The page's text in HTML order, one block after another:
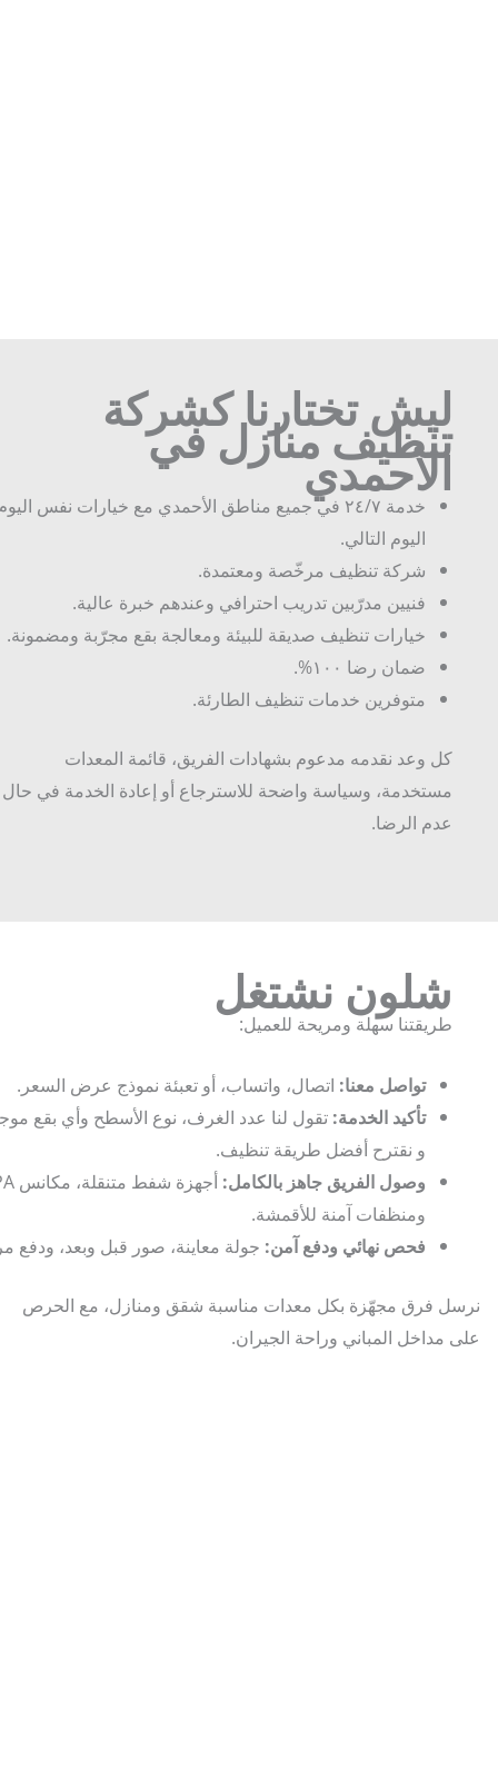
ليش تختارنا كشركة
تنظيف منازل في
الأحمدي
خدمة ٢٤/٧ في جميع مناطق الأحمدي مع خيارات نفس اليوم أو
اليوم التالي.
شركة تنظيف مرخّصة ومعتمدة.
فنيين مدرّبين تدريب احترافي وعندهم خبرة عالية.
خيارات تنظيف صديقة للبيئة ومعالجة بقع مجرّبة ومضمونة.
ضمان رضا ١٠٠%.
متوفرين خدمات تنظيف الطارئة.
كل وعد نقدمه مدعوم بشهادات الفريق، قائمة المعدات
مستخدمة، وسياسة واضحة للاسترجاع أو إعادة الخدمة في حال
عدم الرضا.
شلون نشتغل
طريقتنا سهلة ومريحة للعميل:
تواصل معنا: اتصال، واتساب، أو تعبئة نموذج عرض السعر.
تأكيد الخدمة:تقول لنا عدد الغرف، نوع الأسطح وأي بقع موجودة،
و نقترح أفضل طريقة تنظيف.
وصول الفريق جاهز بالكامل:
أجهزة شفط متنقلة، مكانس HEPA،
ومنظفات آمنة للأقمشة.
فحص نهائي ودفع آمن:جولة معاينة، صور قبل وبعد، ودفع مريح.
فرق مجهّزة بكل معدات مناسبة شقق ومنازل، مع الحرص
مداخل المباني وراحة الجيران.